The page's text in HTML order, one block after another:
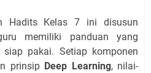
Hadits Kelas 7 ini disusun
memiliki panduan yang
pakai. Setiap komponen
prinsip Deep Learning, nilai-